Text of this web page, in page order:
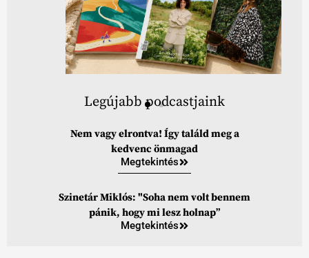
Legújabb podcastjaink
Nem vagy elrontva! Így találd meg a
kedvenc önmagad
Megtekintés
Szinetár Miklós: "Soha nem volt bennem
pánik, hogy mi lesz holnap”
Megtekintés